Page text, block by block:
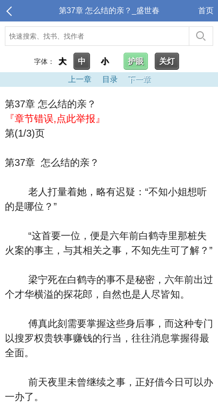
第37章 怎么结的亲？_盛世春 首页
字体： 大 中 小 护眼 关灯
上一章 目录 下一章
第37章 怎么结的亲？
『章节错误,点此举报』
第(1/3)页
第37章 怎么结的亲？
老人打量着她，略有迟疑：“不知小姐想听
的是哪位？”
“这首要一位，便是六年前白鹤寺里那桩失
火案的事主，与其相关之事，不知先生可了解？”
梁宁死在白鹤寺的事不是秘密，六年前出过
个才华横溢的探花郎，自然也是人尽皆知。
傅真此刻需要掌握这些身后事，而这种专门
以搜罗权贵轶事赚钱的行当，往往消息掌握得最
全面。
前天夜里未曾继续之事，正好借今日可以办
一办了。